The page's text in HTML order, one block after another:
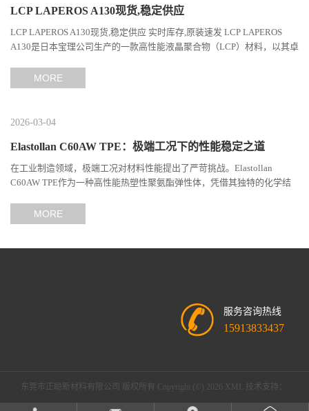
LCP LAPEROS A130现货,稳定供应
LCP LAPEROS A130现货,稳定供应 实时库存,原装速发 LCP LAPEROS
A130是日本宝理公司生产的一款高性能液晶聚合物（LCP）材料，以其卓
MORE
2026-03-04
Elastollan C60AW TPE：极端工况下的性能稳定之道
在工业制造领域，极端工况对材料性能提出了严苛挑战。Elastollan
C60AW TPE作为一种高性能热塑性聚氨酯弹性体，凭借其独特的化学结
MORE
服务咨询热线
15913833437
东莞市正聪新材料有限公司 版权所有 Copyright (©) 2026 XML 技术支持：